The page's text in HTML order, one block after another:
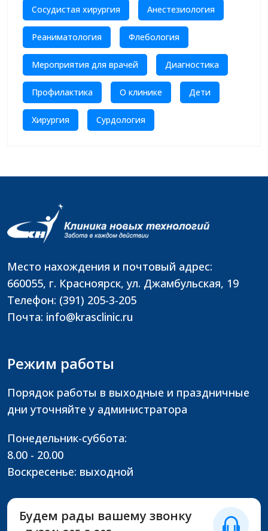
Сосудистая хирургия Анестезиология
Реаниматология Флебология
Мероприятия для врачей Диагностика
Профилактика О клинике Дети
Хирургия Сурдология
Место нахождения и почтовый адрес:
660055, г. Красноярск, ул. Джамбульская, 19
Телефон: (391) 205-3-205
Почта: info@krasclinic.ru
Режим работы
Порядок работы в выходные и праздничные
дни уточняйте у администратора
Понедельник-суббота:
8.00 - 20.00
Воскресенье: выходной
Будем рады вашему звонку